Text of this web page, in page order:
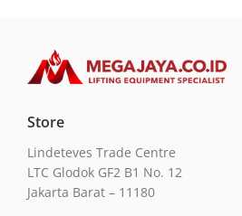
Store
Lindeteves Trade Centre
LTC Glodok GF2 B1 No. 12
Jakarta Barat – 11180